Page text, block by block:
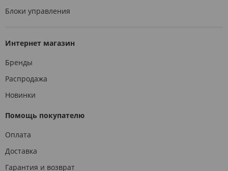
Блоки управления
Интернет магазин
Бренды
Распродажа
Новинки
Помощь покупателю
Оплата
Доставка
Гарантия и возврат